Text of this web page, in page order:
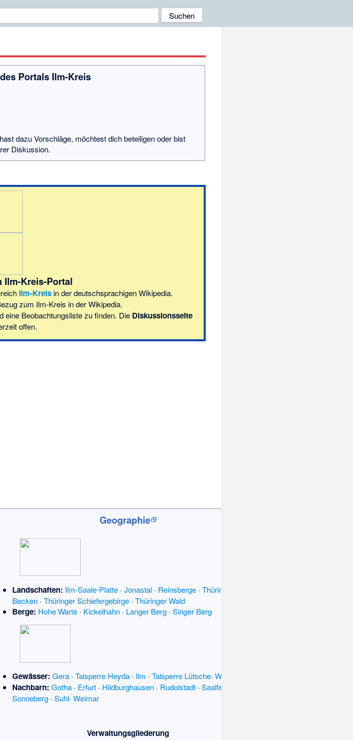
Portals Ilm-Kreis
dazu Vorschläge, möchtest dich beteiligen oder bist
Diskussion.
Ilm-Kreis-Portal
Ilm-Kreis in der deutschsprachigen Wikipedia.
zum Ilm-Kreis in der Wikipedia.
eine Beobachtungsliste zu finden. Die Diskussionsseite
offen.
Geographie
Landschaften: Ilm-Saale-Platte· Jonastal· Reinsberge· Thüringer
Becken· Thüringer Schiefergebirge· Thüringer Wald
Berge: Hohe Warte· Kickelhahn· Langer Berg· Singer Berg
Gewässer: Gera· Talsperre Heyda· Ilm · Talsperre Lütsche· Wipfra
Nachbarn: Gotha· Erfurt· Hildburghausen· Rudolstadt· Saalfeld
Sonneberg· Suhl· Weimar
Verwaltungsgliederung